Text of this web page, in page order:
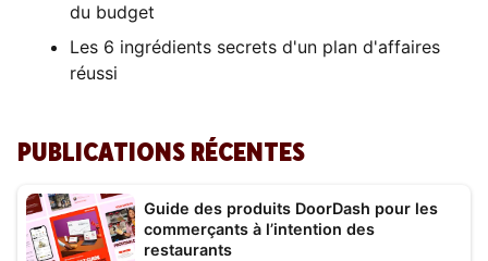
du budget
Les 6 ingrédients secrets d'un plan d'affaires
réussi
PUBLICATIONS RÉCENTES
Guide des produits DoorDash pour les
commerçants à l’intention des
restaurants